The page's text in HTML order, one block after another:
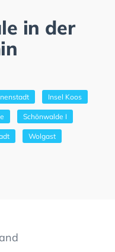
in der
Insel Koos
Schönwalde I
Wolgast